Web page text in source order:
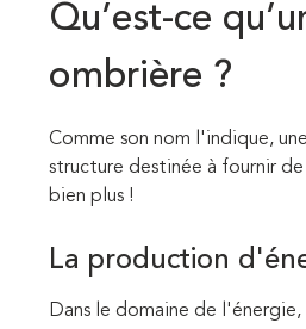
Qu’est-ce
ombrière ?
Comme son nom l'indique,
structure destinée à fournir
bien plus !
La production
Dans le domaine de l'énergie,